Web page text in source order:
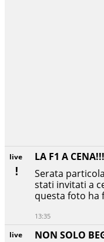
live
NON SOLO
live
LA F1 A CENA!!!
Serata
stati invitati a
questa foto ha
13:35